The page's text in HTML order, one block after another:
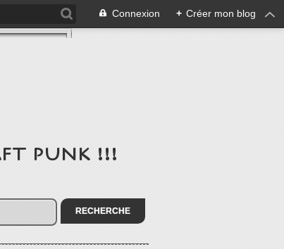
Connexion + Créer mon blog
PUNK !!!